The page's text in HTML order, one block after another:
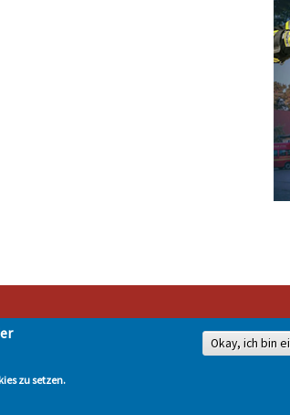
Hohen Neuendorf • Telefon 03303-528-0
vorbehalten - Vervielfältigung nur mit unserer
zu setzen.
Okay, ich bin